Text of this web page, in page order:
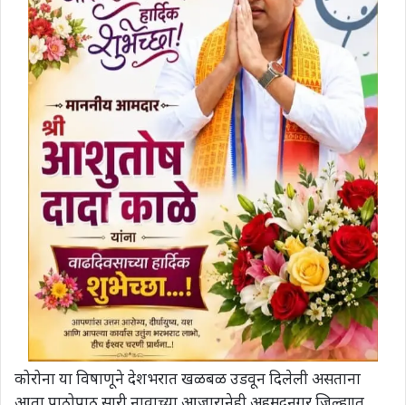
कोरोना या विषाणूने देशभरात खळबळ उडवून दिलेली असताना